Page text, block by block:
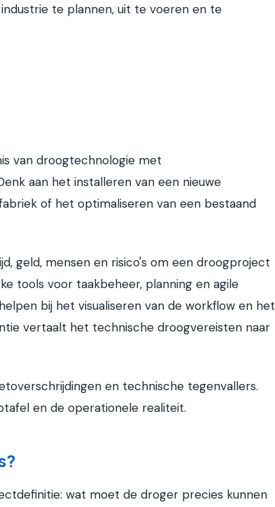
te plannen, uit te voeren en te
van droogtechnologie met
aan het installeren van een nieuwe
of het optimaliseren van een bestaand
geld, mensen en risico's om een droogproject
tools voor taakbeheer, planning en agile
bij het visualiseren van de workflow en het
vertaalt het technische droogvereisten naar
en technische tegenvallers.
en de operationele realiteit.
wat moet de droger precies kunnen